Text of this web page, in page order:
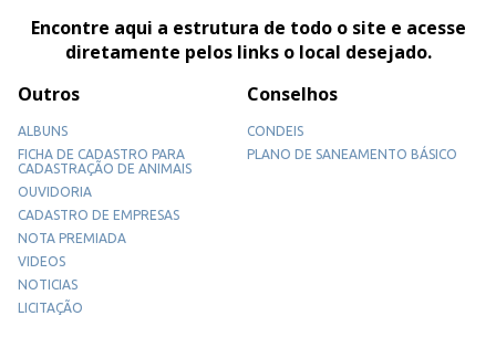
Encontre aqui a estrutura de todo o site e acesse
diretamente pelos links o local desejado.
Outros
ALBUNS
FICHA DE CADASTRO PARA
CADASTRAÇÃO DE ANIMAIS
OUVIDORIA
CADASTRO DE EMPRESAS
NOTA PREMIADA
VIDEOS
NOTICIAS
LICITAÇÃO
Conselhos
CONDEIS
PLANO DE SANEAMENTO BÁSICO